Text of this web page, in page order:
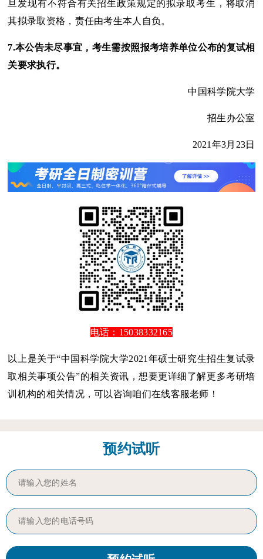
旦发现有不符合有关招生政策规定的拟录取考生，将取消
其拟录取资格，责任由考生本人自负。
7.本公告未尽事宜，考生需按照报考培养单位公布的复试相
关要求执行。
中国科学院大学
招生办公室
2021年3月23日
电话：15038332165
以上是关于“中国科学院大学2021年硕士研究生招生复试录
取相关事项公告”的相关资讯，想要更详细了解更多考研培
训机构的相关情况，可以咨询咱们在线客服老师！
预约试听